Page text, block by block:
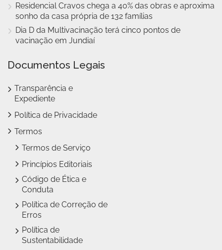
Residencial Cravos chega a 40% das obras e aproxima
sonho da casa própria de 132 famílias
Dia D da Multivacinação terá cinco pontos de
vacinação em Jundiaí
Documentos Legais
Transparência e
Expediente
Política de Privacidade
Termos
Termos de Serviço
Princípios Editoriais
Código de Ética e
Conduta
Política de Correção de
Erros
Política de
Sustentabilidade